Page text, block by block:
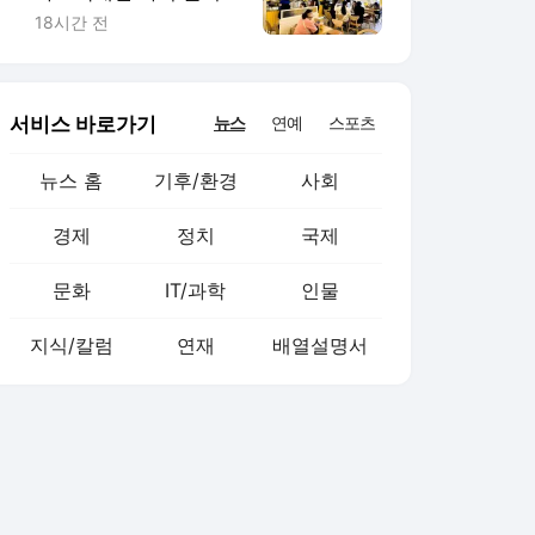
고 해외로 향하는 저가
18시간 전
서비스 바로가기 뉴스 연예 스포츠
뉴스 홈 기후/환경 사회
경제 정치 국제
문화 IT/과학 인물
지식/칼럼 연재 배열설명서